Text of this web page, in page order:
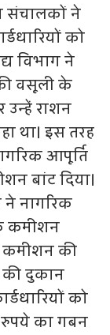
संचालकों ने
को
विभाग ने
वसूली के
राशन
था। इस तरह
आपूर्ति
बांट दिया।
ने नागरिक
कमीशन
कमीशन की
की दुकान
को
का गबन